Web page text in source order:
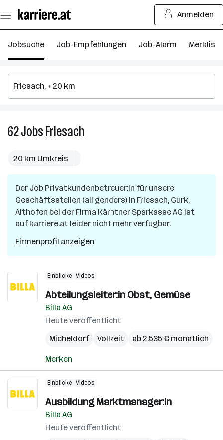
Seiteninhalt
springen
Anmelden
Jobsuche Job-Empfehlungen Job-Alarm Merkliste
62JobsFriesach
20 km Umkreis
Der Job Privatkundenbetreuer:in für unsere
Geschäftsstellen (all genders) in Friesach, Gurk,
Althofen bei der Firma Kärntner Sparkasse AG ist
auf karriere.at leider nicht mehr verfügbar.
Firmenprofil anzeigen
Einblicke Videos
Abteilungsleiter:in Obst, Gemüse
Billa AG
Heute veröffentlicht
Micheldorf
Vollzeit ab 2.535 € monatlich
Merken
Einblicke Videos
Ausbildung Marktmanager:in
Billa AG
Heute veröffentlicht